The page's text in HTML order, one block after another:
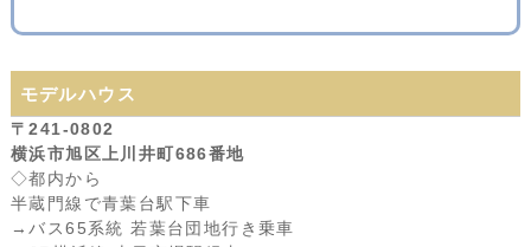
モデルハウス
〒241-0802
横浜市旭区上川井町686番地
◇都内から
半蔵門線で青葉台駅下車
→バス65系統 若葉台団地行き乗車